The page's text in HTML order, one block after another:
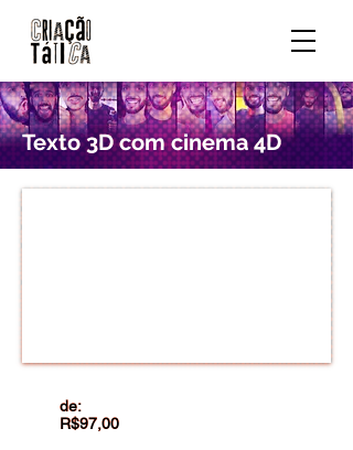
Texto 3D com cinema 4D
de:
R$97,00